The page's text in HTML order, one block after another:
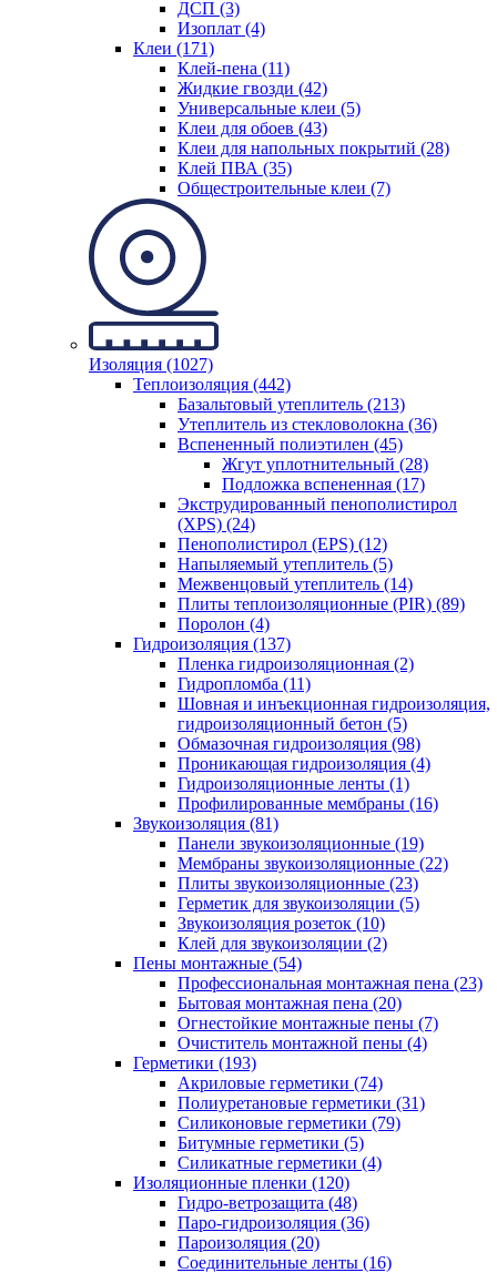
ДСП (3)
Изоплат (4)
Клеи (171)
Клей-пена (11)
Жидкие гвозди (42)
Универсальные клеи (5)
Клеи для обоев (43)
Клеи для напольных покрытий (28)
Клей ПВА (35)
Общестроительные клеи (7)
Изоляция (1027)
Теплоизоляция (442)
Базальтовый утеплитель (213)
Утеплитель из стекловолокна (36)
Вспененный полиэтилен (45)
Жгут уплотнительный (28)
Подложка вспененная (17)
Экструдированный пенополистирол
(XPS) (24)
Пенополистирол (EPS) (12)
Напыляемый утеплитель (5)
Межвенцовый утеплитель (14)
Плиты теплоизоляционные (PIR) (89)
Поролон (4)
Гидроизоляция (137)
Пленка гидроизоляционная (2)
Гидропломба (11)
Шовная и инъекционная гидроизоляция,
гидроизоляционный бетон (5)
Обмазочная гидроизоляция (98)
Проникающая гидроизоляция (4)
Гидроизоляционные ленты (1)
Профилированные мембраны (16)
Звукоизоляция (81)
Панели звукоизоляционные (19)
Мембраны звукоизоляционные (22)
Плиты звукоизоляционные (23)
Герметик для звукоизоляции (5)
Звукоизоляция розеток (10)
Клей для звукоизоляции (2)
Пены монтажные (54)
Профессиональная монтажная пена (23)
Бытовая монтажная пена (20)
Огнестойкие монтажные пены (7)
Очиститель монтажной пены (4)
Герметики (193)
Акриловые герметики (74)
Полиуретановые герметики (31)
Силиконовые герметики (79)
Битумные герметики (5)
Силикатные герметики (4)
Изоляционные пленки (120)
Гидро-ветрозащита (48)
Паро-гидроизоляция (36)
Пароизоляция (20)
Соединительные ленты (16)